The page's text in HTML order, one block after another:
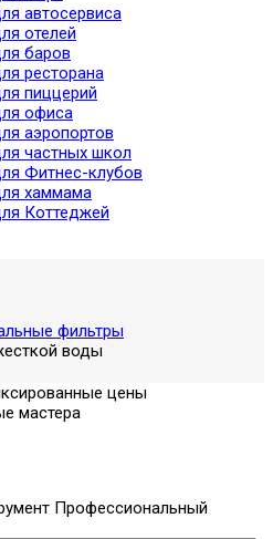
автосервиса
отелей
баров
ресторана
пиццерий
офиса
аэропортов
частных школ
Фитнес-клубов
хаммама
Коттеджей
фильтры
воды
цены
мастера
Профессиональный